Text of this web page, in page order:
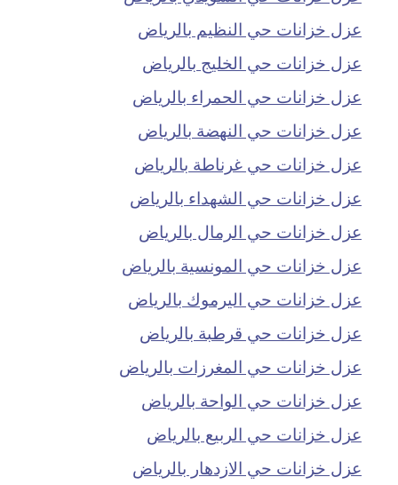
عزل خزانات حي النظيم بالرياض
عزل خزانات حي الخليج بالرياض
عزل خزانات حي الحمراء بالرياض
عزل خزانات حي النهضة بالرياض
عزل خزانات حي غرناطة بالرياض
عزل خزانات حي الشهداء بالرياض
عزل خزانات حي الرمال بالرياض
عزل خزانات حي المونسية بالرياض
عزل خزانات حي اليرموك بالرياض
عزل خزانات حي قرطبة بالرياض
عزل خزانات حي المغرزات بالرياض
عزل خزانات حي الواحة بالرياض
عزل خزانات حي الربيع بالرياض
عزل خزانات حي الازدهار بالرياض